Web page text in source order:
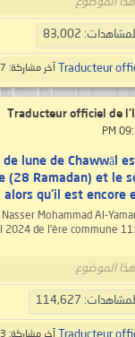
المشاهدات: 83,002
Traducteur آخر مشاركة: 17-04-2024,
Traducteur officiel de
de lune de Chawwāl
(28 Ramadan) et le
alors qu'il est encore
Mohammad Al-
2024 de l'ère commune
هذا الموضوع
المشاهدات: 114,627
Traducteur آخر مشاركة: 13-04-2024,